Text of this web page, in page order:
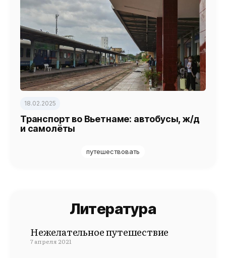
18.02.2025
Транспорт во Вьетнаме: автобусы, ж/д
и самолёты
путешествовать
Литература
Нежелательное путешествие
7 апреля 2021